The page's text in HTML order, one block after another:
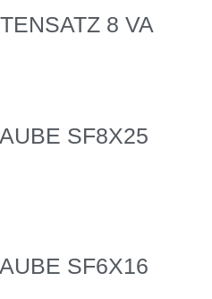
8 VA
SF8X25
SF6X16